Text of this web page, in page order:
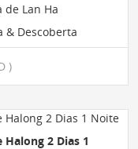
de Lan Ha
& Descoberta
)
Halong 2 Dias 1